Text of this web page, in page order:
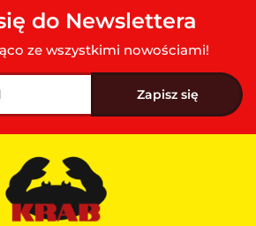
do Newslettera
ze wszystkimi nowościami!